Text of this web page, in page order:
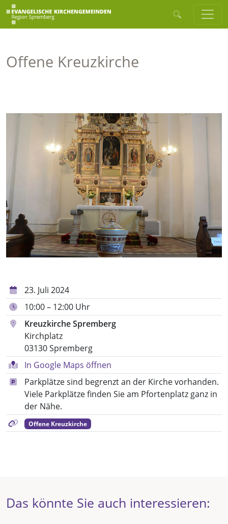
Offene Kreuzkirche
23. Juli 2024
10:00 – 12:00 Uhr
Kreuzkirche Spremberg
Kirchplatz
03130 Spremberg
In Google Maps öffnen
Parkplätze sind begrenzt an der Kirche vorhanden.
Viele Parkplätze finden Sie am Pfortenplatz ganz in
der Nähe.
Offene Kreuzkirche
Das könnte Sie auch interessieren: